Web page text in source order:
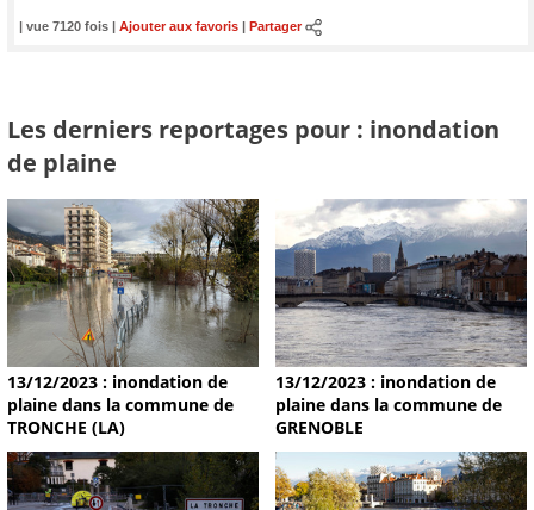
| vue 7120 fois | Ajouter aux favoris Partager
Les derniers reportages pour : inondation
de plaine
13/12/2023 : inondation de
plaine dans la commune de
TRONCHE (LA)
13/12/2023 : inondation de
plaine dans la commune de
GRENOBLE